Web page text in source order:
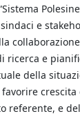
e
e
della
referente, e